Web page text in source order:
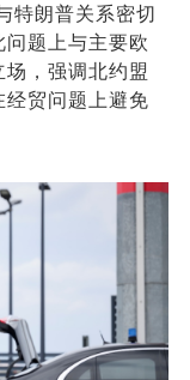
特朗普关系密切
题上与主要欧
，强调北约盟
经贸问题上避免